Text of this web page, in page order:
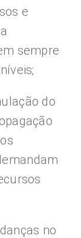
e
sempre
do
no